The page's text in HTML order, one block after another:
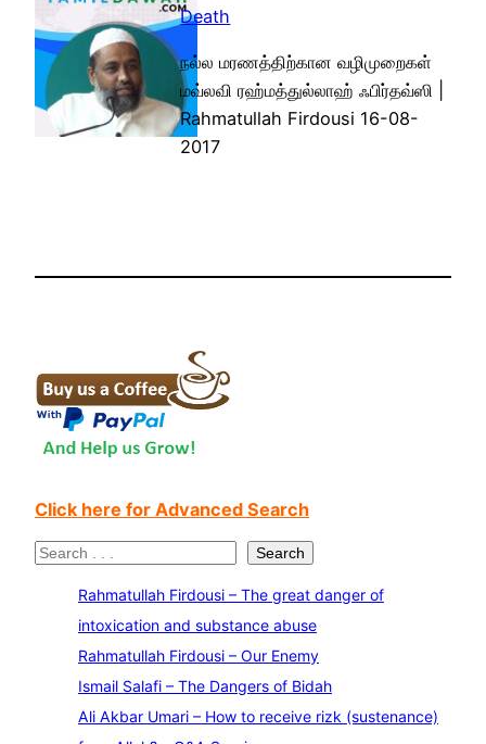
Death
நல்ல மரணத்திற்கான வழிமுறைகள்
மவ்லவி ரஹ்மத்துல்லாஹ் ஃபிர்தவ்ஸி |
Rahmatullah Firdousi 16-08-
2017
Click here for Advanced Search
S
Search
Rahmatullah Firdousi – The great danger of
intoxication and substance abuse
Rahmatullah Firdousi – Our Enemy
Ismail Salafi – The Dangers of Bidah
Ali Akbar Umari – How to receive rizk (sustenance)